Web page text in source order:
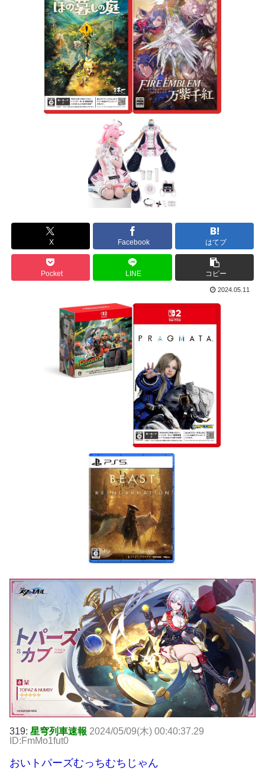
X Facebook はてブ
Pocket LINE コピー
2024.05.11
319: 星穹列車速報 2024/05/09(木) 00:40:37.29
ID:FmMo1fut0
おいトパーズむっちむちじゃん